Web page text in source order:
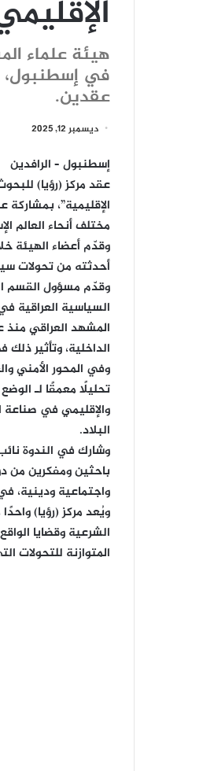
هيئة علماء
في إسطنبول،
عقدين.
ديسمبر 12, 2025
إسطنبول – الرافدين
عقد مركز (رؤيا)
الإقليمية”،
مختلف أنحاء العالم
وقدّم أعضاء الهيئة
أحدثته من تحولات
وقدّم مسؤول القسم
السياسية العراقية
الداخلية، وتأثير
وفي المحور الأمني
تحليلًا معمقًا لـ
والإقليمي في صناعة
البلاد.
وشارك في الندوة
باحثين ومفكرين من
واجتماعية ودينية،
ويُعد مركز (رؤيا)
الشرعية وقضايا
المتوازنة للتحولات